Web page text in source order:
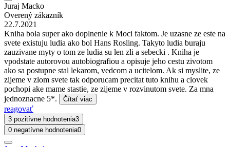
Juraj Macko
Overený zákazník
22.7.2021
Kniha bola super ako doplnenie k Moci faktom. Je uzasne ze este na
svete existuju ludia ako bol Hans Rosling. Takyto ludia buraju
zauzivane myty o tom ze ludia su len zli a sebecki . Kniha je
vpodstate autorovou autobiografiou a opisuje jeho cestu zivotom
ako sa postupne stal lekarom, vedcom a ucitelom. Ak si myslite, ze
zijeme v zlom svete tak odporucam precitat tuto knihu a clovek
pochopi ake mame stastie, ze zijeme v rozvinutom svete. Za mna
jednoznacne 5*.
Čítať viac
reagovať
3 pozitívne hodnotenia3
0 negatívne hodnotenia0